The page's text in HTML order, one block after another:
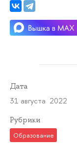
Дата
31 августа 2022
Рубрики
Образование